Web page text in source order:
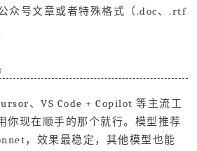
众号文章或者特殊格式（.doc、.rtf
、VS Code + Copilot 等主流工
你现在顺手的那个就行。模型推荐
，效果最稳定，其他模型也能